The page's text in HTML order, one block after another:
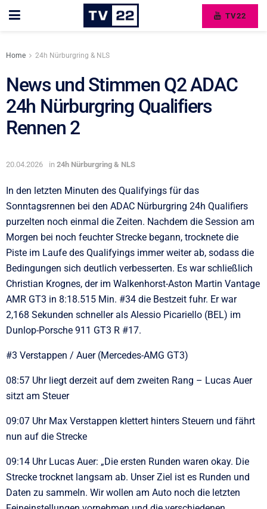
TV22
Home 24h Nürburgring & NLS
News und Stimmen Q2 ADAC
24h Nürburgring Qualifiers
Rennen 2
20.04.2026 in 24h Nürburgring & NLS
In den letzten Minuten des Qualifyings für das
Sonntagsrennen bei den ADAC Nürburgring 24h Qualifiers
purzelten noch einmal die Zeiten. Nachdem die Session am
Morgen bei noch feuchter Strecke begann, trocknete die
Piste im Laufe des Qualifyings immer weiter ab, sodass die
Bedingungen sich deutlich verbesserten. Es war schließlich
Christian Krognes, der im Walkenhorst-Aston Martin Vantage
AMR GT3 in 8:18.515 Min. #34 die Bestzeit fuhr. Er war
2,168 Sekunden schneller als Alessio Picariello (BEL) im
Dunlop-Porsche 911 GT3 R #17.
#3 Verstappen / Auer (Mercedes-AMG GT3)
08:57 Uhr liegt derzeit auf dem zweiten Rang – Lucas Auer
sitzt am Steuer
09:07 Uhr Max Verstappen klettert hinters Steuern und fährt
nun auf die Strecke
09:14 Uhr Lucas Auer: „Die ersten Runden waren okay. Die
Strecke trocknet langsam ab. Unser Ziel ist es Runden und
Daten zu sammeln. Wir wollen am Auto noch die letzten